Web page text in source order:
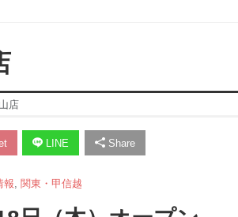
店
LINE Share
報 関東・甲信越